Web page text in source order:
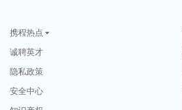
携程热点
诚聘英才
隐私政策
安全中心